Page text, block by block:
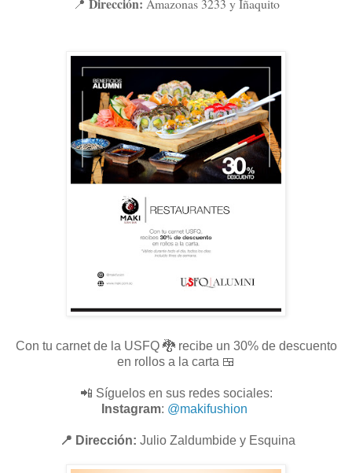
📍 Dirección: Amazonas 3233 y Iñaquito
Con tu carnet de la USFQ 🐉 recibe un 30% de descuento
en rollos a la carta 🍱
📲 Síguelos en sus redes sociales:
Instagram: @makifushion
📍 Dirección: Julio Zaldumbide y Esquina